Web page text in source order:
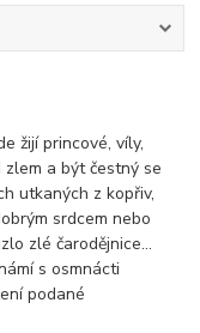
žijí princové, víly,
a být čestný se
utkaných z kopřiv,
srdcem nebo
zlé čarodějnice...
s osmnácti
podané